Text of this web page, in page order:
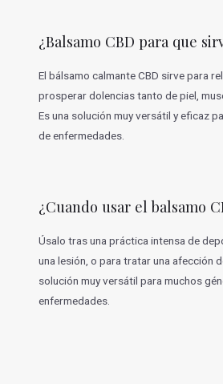
i
o
e
s
¿Balsamo CBD para que
El bálsamo calmante CBD sirve para
prosperar dolencias tanto de piel,
Es una solución muy versátil y eficaz
de enfermedades.
¿Cuando usar el balsamo
Úsalo tras una práctica intensa de
una lesión, o para tratar una afección
solución muy versátil para muchos
enfermedades.